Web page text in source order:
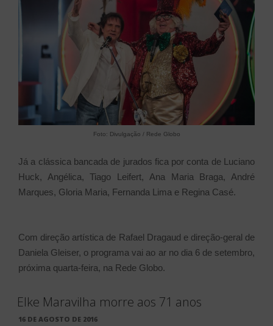
Foto: Divulgação / Rede Globo
Já a clássica bancada de jurados fica por conta de Luciano
Huck, Angélica, Tiago Leifert, Ana Maria Braga, André
Marques, Gloria Maria, Fernanda Lima e Regina Casé.
Com direção artística de Rafael Dragaud e direção-geral de
Daniela Gleiser, o programa vai ao ar no dia 6 de setembro,
próxima quarta-feira, na Rede Globo.
Elke Maravilha morre aos 71 anos
PUBLICADO
16 DE AGOSTO DE 2016